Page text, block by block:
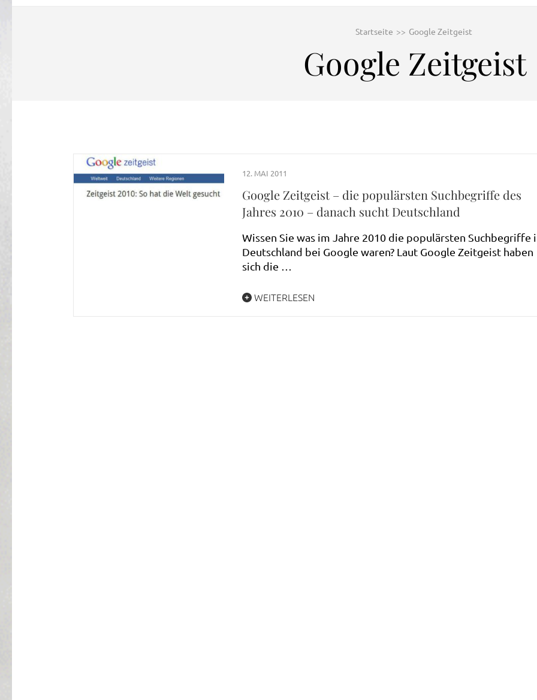
Startseite >> Google Zeitgeist
Google Zeitgeist
12. MAI 2011
Google Zeitgeist – die populärsten Suchbegriffe des
Jahres 2010 – danach sucht Deutschland
Wissen Sie was im Jahre 2010 die populärsten Suchbegriffe
Deutschland bei Google waren? Laut Google Zeitgeist haben
sich die …
WEITERLESEN